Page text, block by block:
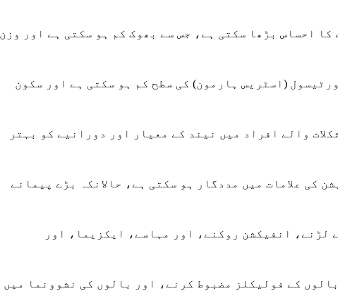
احساس بڑھا سکتی ہے، جس سے بھوک کم ہو سکتی ہے اور وزن
(اسٹریس ہارمون) کی سطح کم ہو سکتی ہے اور سکون
والے افراد میں نیند کے معیار اور دورانیے کو بہتر
کی علامات میں مددگار ہو سکتی ہے، حالانکہ بڑے پیمانے
لڑنے، انفیکشن روکنے، اور مہاسے، ایکزیما، اور
کے فولیکلز مضبوط کرنے، اور بالوں کی نشوونما میں